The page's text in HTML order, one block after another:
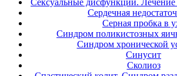
Сердечная
Серная пробка в
Синдром поликистозных
Синдром хронической
Синусит
Сколиоз